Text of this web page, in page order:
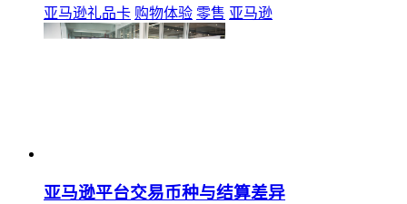
亚马逊礼品卡 购物体验 零售 亚马逊
亚马逊平台交易币种与结算差异